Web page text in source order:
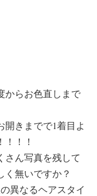
からお色直しまで
開きまでで1着目よ
！！
さん写真を残して
く無いですか？
異なるヘアスタイ